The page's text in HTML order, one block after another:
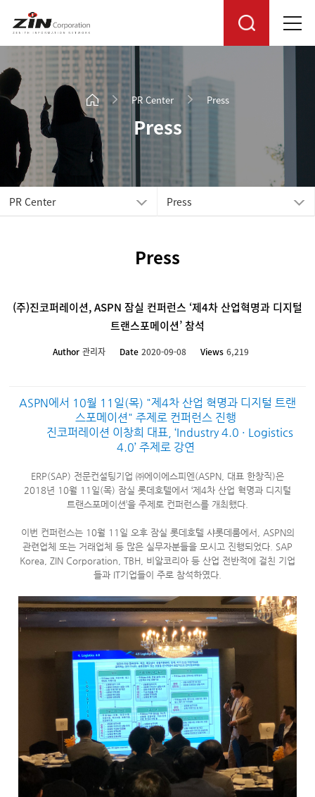
PR Center Press
Press
PR Center Press
Press
(주)진코퍼레이션, ASPN 잠실 컨퍼런스 ‘제4차 산업혁명과 디지털
트랜스포메이션’ 참석
Author 관리자 Date 2020-09-08 Views 6,219
ASPN에서 10월 11일(목) "제4차 산업 혁명과 디지털 트랜
스포메이션" 주제로 컨퍼런스 진행
진코퍼레이션 이창희 대표, ‘Industry 4.0 · Logistics
4.0’ 주제로 강연
ERP(SAP) 전문컨설팅기업 ㈜에이에스피엔(ASPN, 대표 한창직)은
2018년 10월 11일(목) 잠실 롯데호텔에서 ‘제4차 산업 혁명과 디지털
트랜스포메이션’을 주제로 컨퍼런스를 개최했다.
이번 컨퍼런스는 10월 11일 오후 잠실 롯데호텔 샤롯데룸에서, ASPN의
관련업체 또는 거래업체 등 많은 실무자분들을 모시고 진행되었다. SAP
Korea, ZIN Corporation, TBH, 비알코리아 등 산업 전반적에 걸친 기업
들과 IT기업들이 주로 참석하였다.